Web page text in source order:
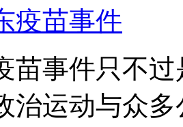
苗事件
苗事件只不
治运动与众